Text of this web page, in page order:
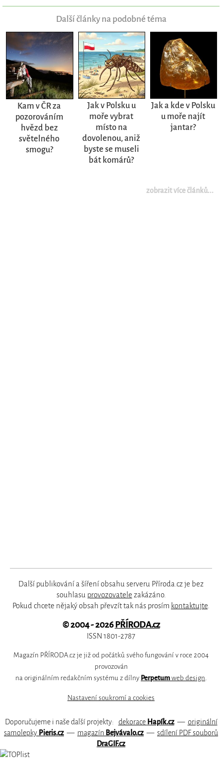
Další články na podobné téma
Kam v ČR za
pozorováním
hvězd bez
světelného
smogu?
Jak v Polsku u
moře vybrat
místo na
dovolenou, aniž
byste se museli
bát komárů?
Jak a kde v Polsku
u moře najít
jantar?
zobrazit více článků...
Další publikování a šíření obsahu serveru Příroda.cz je bez
souhlasu provozovatele zakázáno.
Pokud chcete nějaký obsah převzít tak nás prosím kontaktujte
© 2004 - 2026PŘÍRODA.cz
ISSN 1801-2787
Magazín PŘÍRODA.cz je již od počátků svého fungování v roce 2004
provozován
na originálním redakčním systému z dílny Perpetum web design.
Nastavení soukromí a cookies
Doporučujeme i naše další projekty: dekorace Hapík.cz— originální
samolepky Pieris.cz — magazín Bejvávalo.cz — sdílení PDF souborů
DraGIF.cz